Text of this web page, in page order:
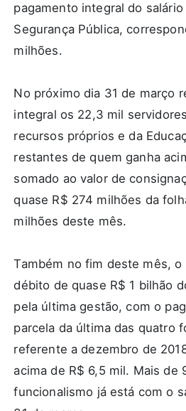
pagamento integral do
Segurança Pública,
milhões.
No próximo dia 31 de março
integral os 22,3 mil
recursos próprios e da
restantes de quem ganha
somado ao valor de
quase R$ 274 milhões da
milhões deste mês.
Também no fim deste mês, o
débito de quase R$ 1 bilhão
pela última gestão, com o
parcela da última das quatro
referente a dezembro de
acima de R$ 6,5 mil. Mais de
funcionalismo já está com o